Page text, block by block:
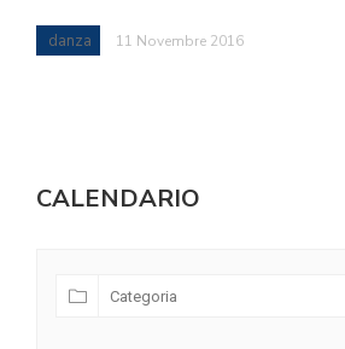
danza 11 Novembre 2016
CALENDARIO